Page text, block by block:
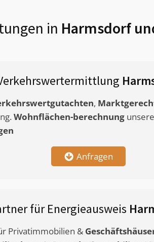
in Harmsdorf
,
Wohnflächen-berechnung
Anfragen
für Energieausweis
Privatimmobilien &